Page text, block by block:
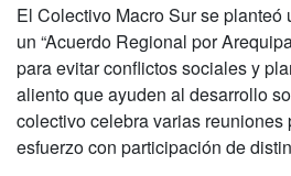
El Colectivo Macro Sur se planteó
un “Acuerdo Regional por
para evitar conflictos sociales y
aliento que ayuden al desarrollo
colectivo celebra varias reuniones
esfuerzo con participación de